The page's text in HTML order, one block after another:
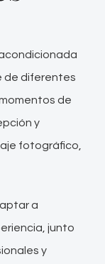
de diferentes
de
y
fotográfico,
a
junto
y